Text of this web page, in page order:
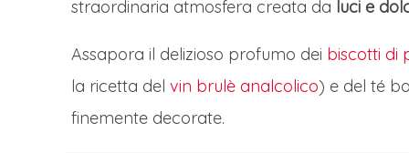
tutto il mondo. L'area preserva un
Fanes, aggiungendo un fascino
perfettamente bilanciato tra
straordinaria atmosfera creata da luci e
Assapora il delizioso profumo dei biscotti di
la ricetta del vin brulè analcolico) e del té
finemente decorate.